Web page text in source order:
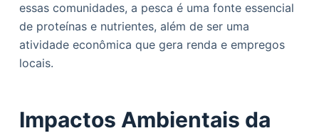
essas comunidades, a pesca é uma fonte essencial
de proteínas e nutrientes, além de ser uma
atividade econômica que gera renda e empregos
locais.
Impactos Ambientais da